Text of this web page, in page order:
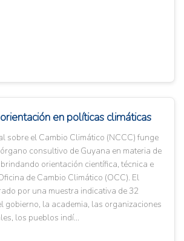
en políticas climáticas
sobre el Cambio Climático (NCCC) funge
consultivo de Guyana en materia de
orientación científica, técnica e
de Cambio Climático (OCC). El
por una muestra indicativa de 32
gobierno, la academia, las organizaciones
los pueblos indí...